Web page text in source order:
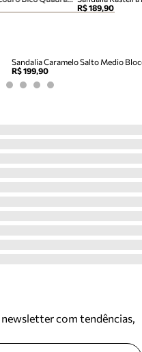
R$ 189,90
R$ 199,90
newsletter com tendências,